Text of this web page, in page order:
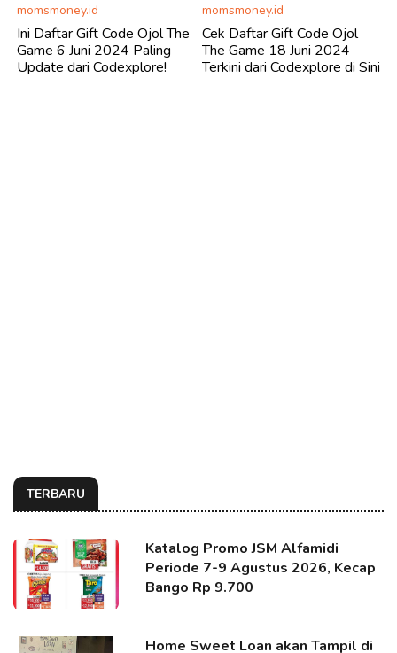
momsmoney.id
Ini Daftar Gift Code Ojol The
Game 6 Juni 2024 Paling
Update dari Codexplore!
momsmoney.id
Cek Daftar Gift Code Ojol
The Game 18 Juni 2024
Terkini dari Codexplore di Sini
TERBARU
Katalog Promo JSM Alfamidi
Periode 7-9 Agustus 2026, Kecap
Bango Rp 9.700
Home Sweet Loan akan Tampil di